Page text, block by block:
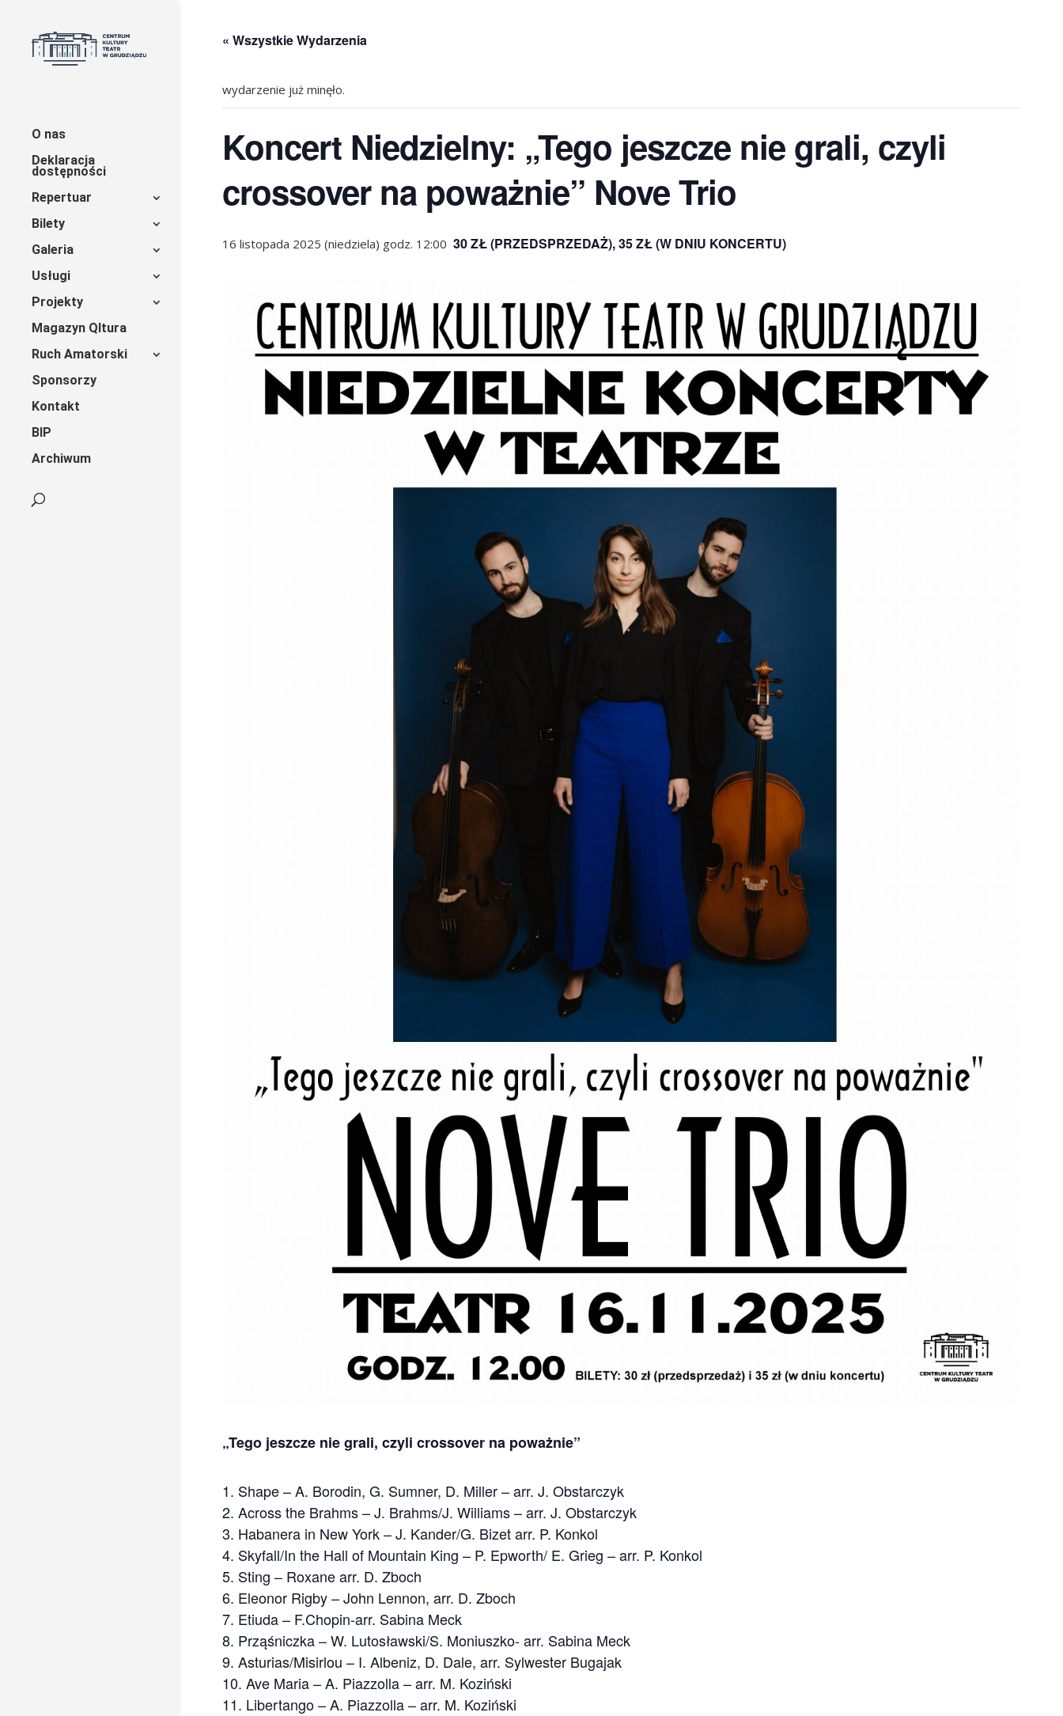
O nas
Deklaracja
dostępności
Repertuar
Bilety
Galeria
Usługi
Projekty
Magazyn Qltura
Ruch Amatorski
Sponsorzy
Kontakt
BIP
Archiwum
« Wszystkie Wydarzenia
wydarzenie już minęło.
Koncert Niedzielny: „Tego jeszcze nie grali, czyli
crossover na poważnie” Nove Trio
16 listopada 2025 (niedziela) godz. 12:00 30 ZŁ (PRZEDSPRZEDAŻ), 35 ZŁ (W DNIU KONCERTU)
„Tego jeszcze nie grali, czyli crossover na poważnie”
1. Shape – A. Borodin, G. Sumner, D. Miller – arr. J. Obstarczyk
2. Across the Brahms – J. Brahms/J. Williams – arr. J. Obstarczyk
3. Habanera in New York – J. Kander/G. Bizet arr. P. Konkol
4. Skyfall/In the Hall of Mountain King – P. Epworth/ E. Grieg – arr. P. Konkol
5. Sting – Roxane arr. D. Zboch
6. Eleonor Rigby – John Lennon, arr. D. Zboch
7. Etiuda – F.Chopin-arr. Sabina Meck
8. Prząśniczka – W. Lutosławski/S. Moniuszko- arr. Sabina Meck
9. Asturias/Misirlou – I. Albeniz, D. Dale, arr. Sylwester Bugajak
10. Ave Maria – A. Piazzolla – arr. M. Koziński
11. Libertango – A. Piazzolla – arr. M. Koziński